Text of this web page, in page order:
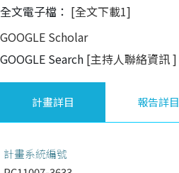
全文電子檔： [全文下載1]
GOOGLE Scholar
GOOGLE Search [主持人聯絡資訊]
計畫詳目 報告詳目
計畫系統編號